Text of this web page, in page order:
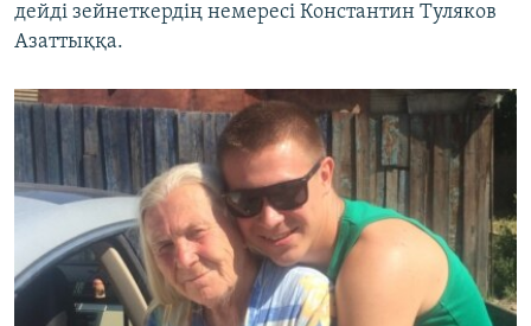
дейді зейнеткердің немересі Константин Туляков
Азаттыққа.